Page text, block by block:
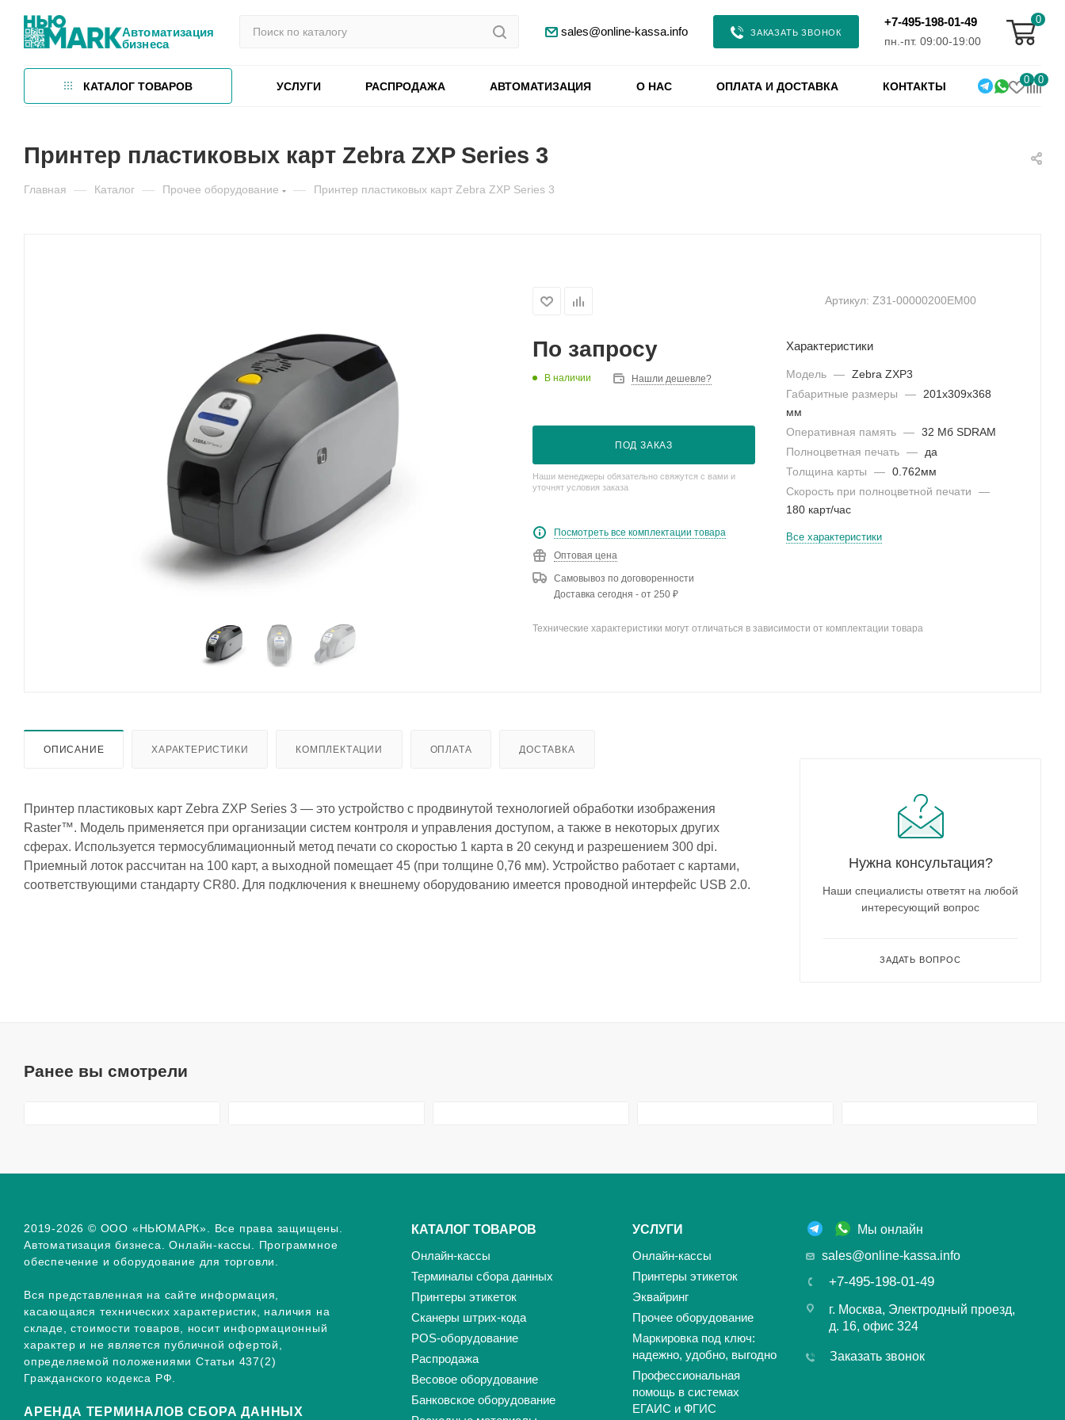
Автоматизация
бизнеса
sales@online-kassa.info ЗАКАЗАТЬ ЗВОНОК
+7-495-198-01-49
пн.-пт. 09:00-19:00
0
КАТАЛОГ ТОВАРОВ УСЛУГИ РАСПРОДАЖА АВТОМАТИЗАЦИЯ О НАС ОПЛАТА И ДОСТАВКА КОНТАКТЫ
0 0
Принтер пластиковых карт Zebra ZXP Series 3
Главная — Каталог — Прочее оборудование — Принтер пластиковых карт Zebra ZXP Series 3
Артикул: Z31-00000200EM00
По запросу
В наличии Нашли дешевле?
ПОД ЗАКАЗ
Наши менеджеры обязательно свяжутся с вами и
уточнят условия заказа
Посмотреть все комплектации товара
Оптовая цена
Самовывоз по договоренности
Доставка сегодня - от 250 ₽
Характеристики
Модель — Zebra ZXP3
Габаритные размеры
—
201x309x368
мм
Оперативная память — 32 Мб SDRAM
Полноцветная печать —
да
Толщина карты
— 0.762мм
Скорость при полноцветной печати
—
180 карт/час
Все характеристики
Технические характеристики могут отличаться в зависимости от комплектации товара
ОПИСАНИЕ ХАРАКТЕРИСТИКИ КОМПЛЕКТАЦИИ ОПЛАТА ДОСТАВКА
Принтер пластиковых карт Zebra ZXP Series 3 — это устройство с продвинутой технологией обработки изображения
Raster™. Модель применяется при организации систем контроля и управления доступом, а также в некоторых других
сферах. Используется термосублимационный метод печати со скоростью 1 карта в 20 секунд и разрешением 300 dpi.
Приемный лоток рассчитан на 100 карт, а выходной помещает 45 (при толщине 0,76 мм). Устройство работает с картами,
соответствующими стандарту CR80. Для подключения к внешнему оборудованию имеется проводной интерфейс USB 2.0.
Нужна консультация?
Наши специалисты ответят на любой
интересующий вопрос
ЗАДАТЬ ВОПРОС
Ранее вы смотрели
2019-2026 © ООО «НЬЮМАРК». Все права защищены.
Автоматизация бизнеса. Онлайн-кассы. Программное
обеспечение и оборудование для торговли.
Вся представленная на сайте информация,
касающаяся технических характеристик, наличия на
складе, стоимости товаров, носит информационный
характер и не является публичной офертой,
определяемой положениями Статьи 437(2)
Гражданского кодекса РФ.
АРЕНДА ТЕРМИНАЛОВ СБОРА ДАННЫХ
КАТАЛОГ ТОВАРОВ
Онлайн-кассы
Терминалы сбора данных
Принтеры этикеток
Сканеры штрих-кода
POS-оборудование
Распродажа
Весовое оборудование
Банковское оборудование
УСЛУГИ
Онлайн-кассы
Принтеры этикеток
Эквайринг
Прочее оборудование
Маркировка под ключ:
надежно, удобно, выгодно
Профессиональная
помощь в системах
ЕГАИС и ФГИС
Мы онлайн
sales@online-kassa.info
+7-495-198-01-49
г. Москва, Электродный проезд,
д. 16, офис 324
Заказать звонок